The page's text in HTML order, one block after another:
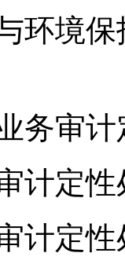
环境
务审
计定
计定